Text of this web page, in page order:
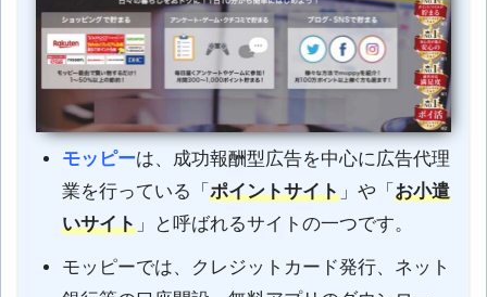
モッピーは、成功報酬型広告を中心に広告代理
業を行っている「 ポイントサイト」や「 お小遣
いサイト」と呼ばれるサイトの一つです。
モッピーでは、クレジットカード発行、ネット